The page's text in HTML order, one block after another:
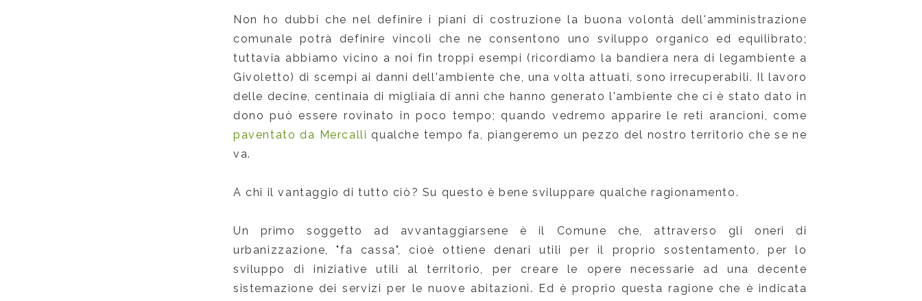
Non ho dubbi che nel definire i piani di costruzione la buona volontà dell'amministrazione
comunale potrà definire vincoli che ne consentono uno sviluppo organico ed equilibrato;
tuttavia abbiamo vicino a noi fin troppi esempi (ricordiamo la bandiera nera di legambiente a
Givoletto) di scempi ai danni dell'ambiente che, una volta attuati, sono irrecuperabili. Il lavoro
delle decine, centinaia di migliaia di anni che hanno generato l'ambiente che ci è stato dato in
dono può essere rovinato in poco tempo; quando vedremo apparire le reti arancioni, come
paventato da Mercalli qualche tempo fa, piangeremo un pezzo del nostro territorio che se ne
va.
A chi il vantaggio di tutto ciò? Su questo è bene sviluppare qualche ragionamento.
Un primo soggetto ad avvantaggiarsene è il Comune che, attraverso gli oneri di
urbanizzazione, "fa cassa", cioè ottiene denari utili per il proprio sostentamento, per lo
sviluppo di iniziative utili al territorio, per creare le opere necessarie ad una decente
sistemazione dei servizi per le nuove abitazioni. Ed è proprio questa ragione che è indicata